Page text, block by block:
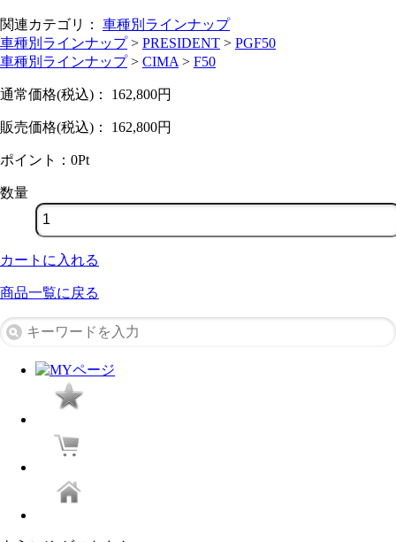
関連カテゴリ：
車種別ラインナップ
車種別ラインナップ> PRESIDENT > PGF50
車種別ラインナップ> CIMA > F50
通常価格(税込)： 162,800円
販売価格(税込)： 162,800円
ポイント： 0Pt
数量
カートに入れる
商品一覧に戻る